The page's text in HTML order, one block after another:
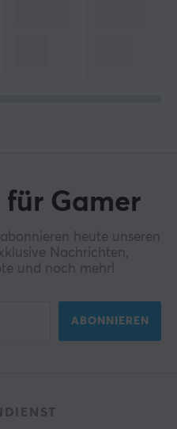
für Gamer
heute unseren
Nachrichten,
und noch mehr!
ABONNIEREN